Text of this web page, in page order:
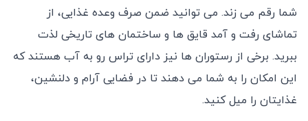
شما رقم می ‌زند. می‌ توانید ضمن صرف وعده غذایی، از
تماشای رفت و آمد قایق ‌ها و ساختمان ‌های تاریخی لذت
ببرید. برخی از رستوران‌ ها نیز دارای تراس رو به آب هستند که
این امکان را به شما می ‌دهند تا در فضایی آرام و دلنشین،
غذایتان را میل کنید.